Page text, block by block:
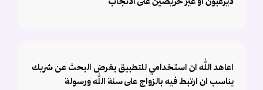
اعاهد الله ان استخدامي للتطبيق بغرض البحث عن شريك
يناسب ان ارتبط فيه بالزواج على سنة الله ورسولة